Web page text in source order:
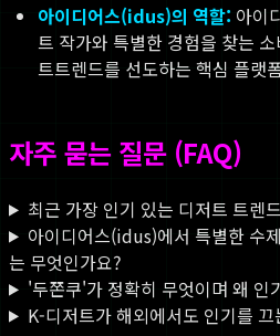
아이디어스(idus)의 역할: 아이
트 작가와 특별한 경험을 찾는
트트렌드를 선도하는 핵심 플랫
자주 묻는 질문 (FAQ)
최근 가장 인기 있는 디저트 트렌
아이디어스(idus)에서 특별한 수
는 무엇인가요?
'두쫀쿠'가 정확히 무엇이며 왜 인
K-디저트가 해외에서도 인기를